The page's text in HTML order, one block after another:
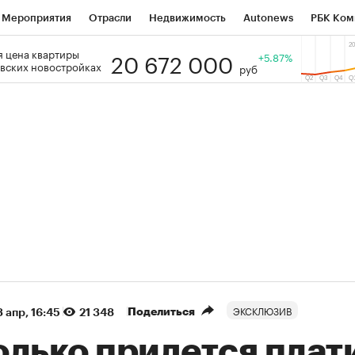
Мероприятия Отрасли Недвижимость Autonews РБК
РБК Образование Тренды
цена квартиры
новостройках
20 672 000 руб
+5.87%
апр, 16:45 21 348 Поделиться ЭКСКЛЮЗИВ